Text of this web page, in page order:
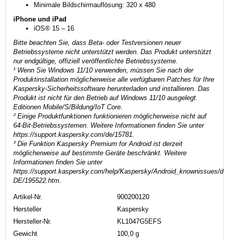
Minimale Bildschirmauflösung: 320 x 480
iPhone und iPad
iOS® 15 – 16
Bitte beachten Sie, dass Beta- oder Testversionen neuer
Betriebssysteme nicht unterstützt werden. Das Produkt unterstützt
nur endgültige, offiziell veröffentlichte Betriebssysteme.
¹ Wenn Sie Windows 11/10 verwenden, müssen Sie nach der
Produktinstallation möglicherweise alle verfügbaren Patches für Ihre
Kaspersky-Sicherheitssoftware herunterladen und installieren. Das
Produkt ist nicht für den Betrieb auf Windows 11/10 ausgelegt.
Editionen Mobile/S/Bildung/IoT Core.
² Einige Produktfunktionen funktionieren möglicherweise nicht auf
64-Bit-Betriebssystemen. Weitere Informationen finden Sie unter
https://support.kaspersky.com/de/15781.
³ Die Funktion Kaspersky Premium for Android ist derzeit
möglicherweise auf bestimmte Geräte beschränkt. Weitere
Informationen finden Sie unter
https://support.kaspersky.com/help/Kaspersky/Android_knownissues/de-
DE/195522.htm.
Artikel-Nr.
900200120
Hersteller
Kaspersky
Hersteller-Nr.
KL1047G5EFS
Gewicht
100,0 g